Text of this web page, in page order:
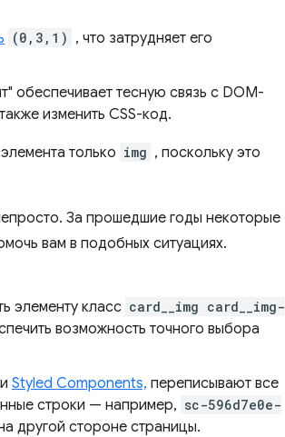
(0,3,1) , что затрудняет его
обеспечивает тесную связь с DOM-
изменить CSS-код.
только img , поскольку это
За прошедшие годы некоторые
вам в подобных ситуациях.
элементу класс card__img card__img-
возможность точного выбора
Styled Components, переписывают все
строки — например, sc-596d7e0e-
другой стороне страницы.